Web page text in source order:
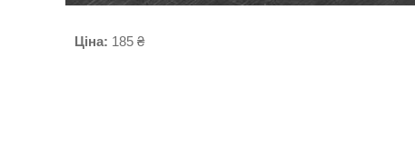
Ціна: 185 ₴